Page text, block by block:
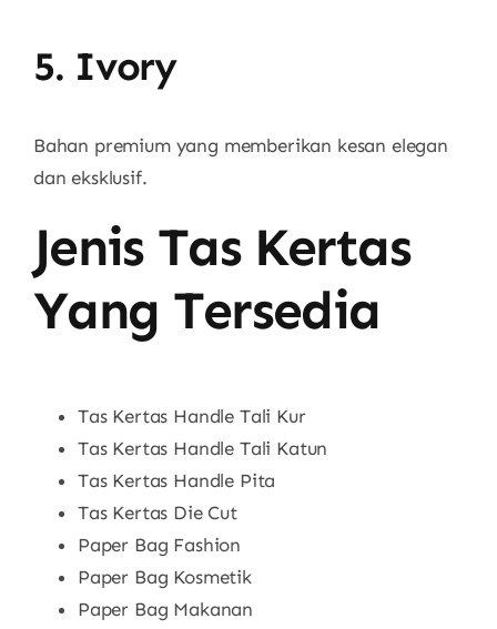
5. Ivory
Bahan premium yang memberikan kesan elegan
dan eksklusif.
Jenis Tas Kertas
Yang Tersedia
Tas Kertas Handle Tali Kur
Tas Kertas Handle Tali Katun
Tas Kertas Handle Pita
Tas Kertas Die Cut
Paper Bag Fashion
Paper Bag Kosmetik
Paper Bag Makanan